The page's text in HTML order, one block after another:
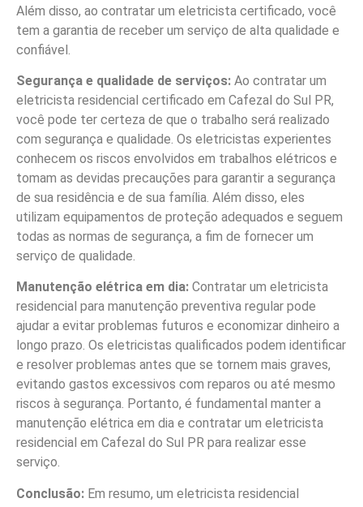
Além disso, ao contratar um eletricista certificado, você
tem a garantia de receber um serviço de alta qualidade e
confiável.
Segurança e qualidade de serviços: Ao contratar um
eletricista residencial certificado em Cafezal do Sul PR,
você pode ter certeza de que o trabalho será realizado
com segurança e qualidade. Os eletricistas experientes
conhecem os riscos envolvidos em trabalhos elétricos e
tomam as devidas precauções para garantir a segurança
de sua residência e de sua família. Além disso, eles
utilizam equipamentos de proteção adequados e seguem
todas as normas de segurança, a fim de fornecer um
serviço de qualidade.
Manutenção elétrica em dia: Contratar um eletricista
residencial para manutenção preventiva regular pode
ajudar a evitar problemas futuros e economizar dinheiro a
longo prazo. Os eletricistas qualificados podem identificar
e resolver problemas antes que se tornem mais graves,
evitando gastos excessivos com reparos ou até mesmo
riscos à segurança. Portanto, é fundamental manter a
manutenção elétrica em dia e contratar um eletricista
residencial em Cafezal do Sul PR para realizar esse
serviço.
Conclusão: Em resumo, um eletricista residencial